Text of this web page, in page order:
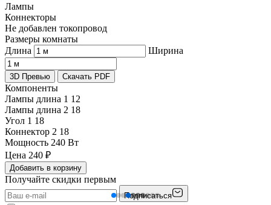
Лампы
Коннекторы
Не добавлен токопровод
Размеры комнаты
Длина
Ширина
3D Превью Скачать PDF
Компоненты
Лампы длина 1 12
Лампы длина 2 18
Угол 1 18
Коннектор 2 18
Мощность 240 Вт
Цена 240 ₽
Добавить в корзину
Получайте скидки первым
Подписаться